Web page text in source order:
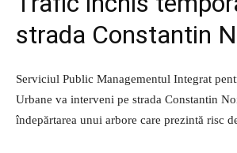
strada Constantin
Serviciul Public Managementul Integrat
Urbane va interveni pe strada Constantin
îndepărtarea unui arbore care prezintă risc